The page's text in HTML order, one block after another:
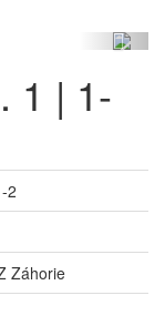
Next
1 | 1-
2
Záhorie